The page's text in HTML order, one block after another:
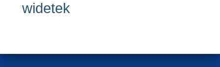
widetek